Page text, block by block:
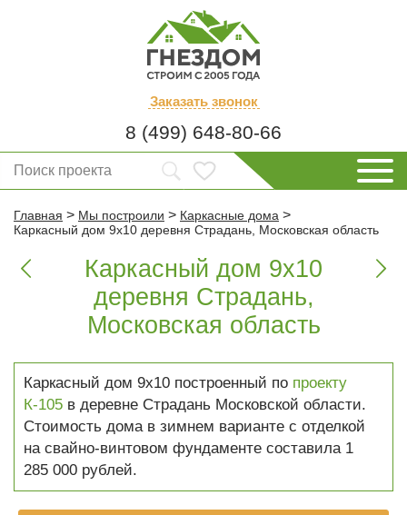
Заказать звонок
8 (499) 648-80-66
Главная > Мы построили > Каркасные дома >
Каркасный дом 9х10 деревня Страдань, Московская область

Каркасный дом 9х10
деревня Страдань,
Московская область

Каркасный дом 9х10 построенный по проекту
К-105 в деревне Страдань Московской области.
Стоимость дома в зимнем варианте с отделкой
на свайно-винтовом фундаменте составила 1
285 000 рублей.